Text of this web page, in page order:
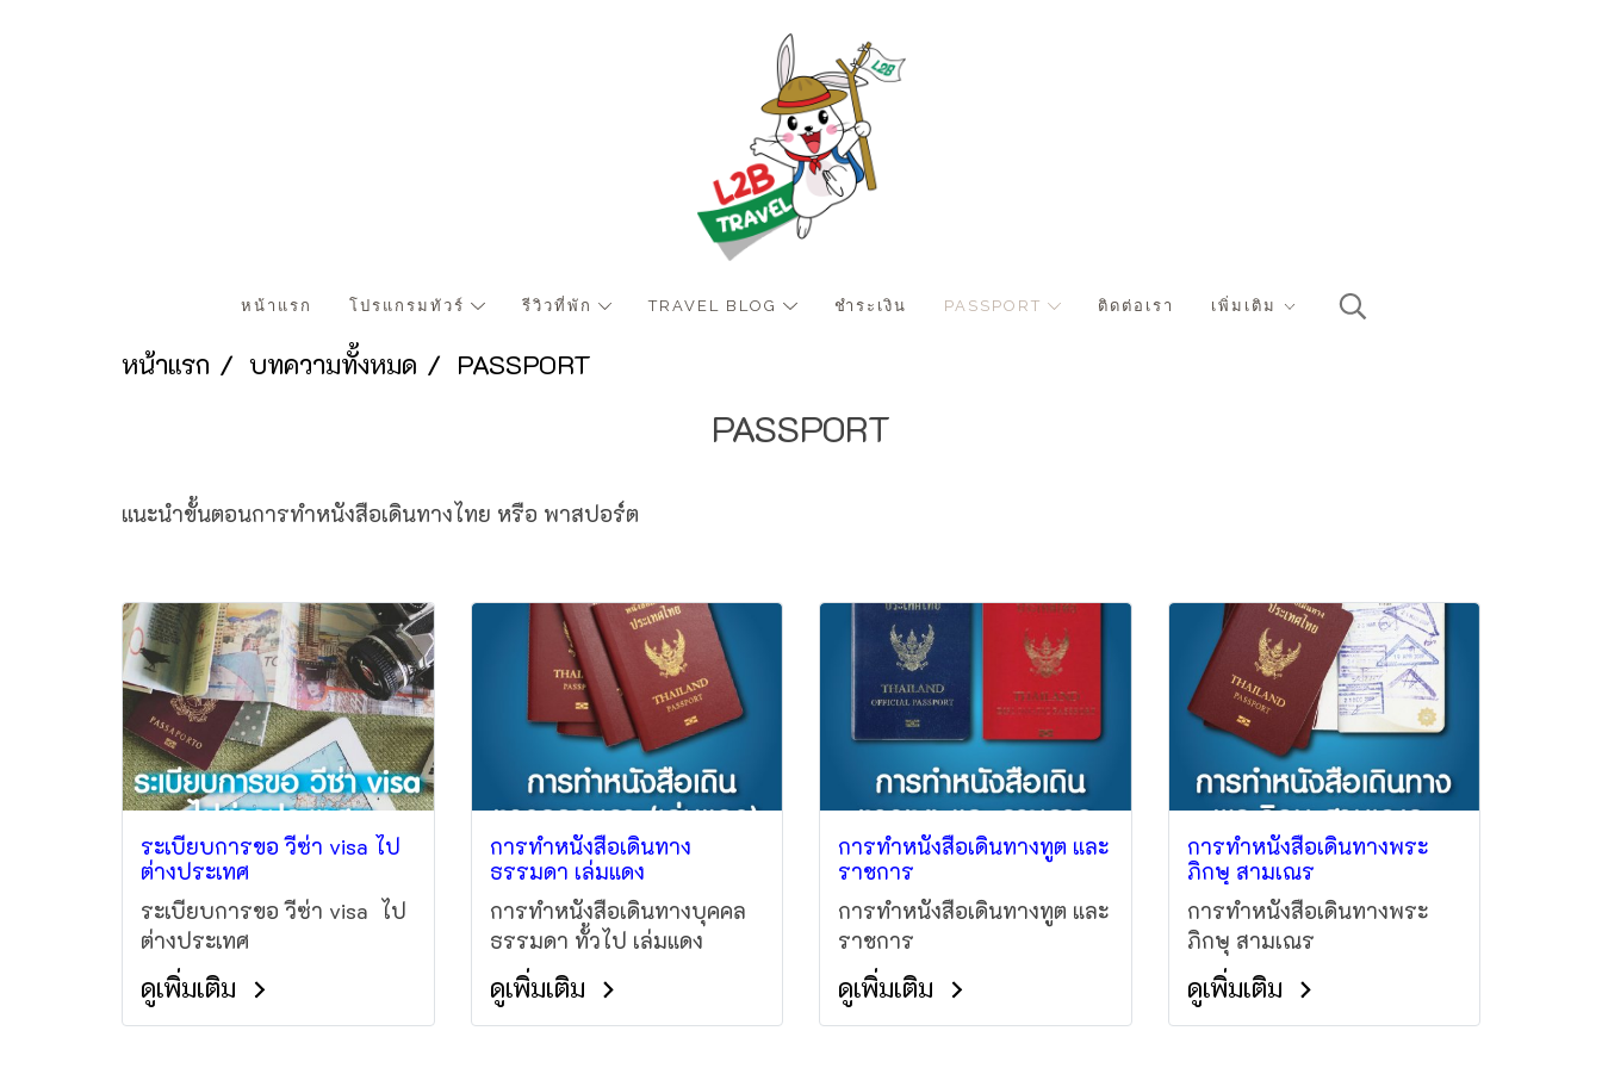
หน้าแรก โปรแกรมทัวร์ รีวิวที่พัก TRAVEL BLOG ชำระเงิน PASSPORT ติดต่อเรา เพิ่มเติม
หน้าแรก บทความทั้งหมด PASSPORT
PASSPORT
แนะนำขั้นตอนการทำหนังสือเดินทางไทย หรือ พาสปอร์ต
ระเบียบการขอ วีซ่า visa ไป
ต่างประเทศ
ระเบียบการขอ วีซ่า visa ไป
ต่างประเทศ
ดูเพิ่มเติม
การทำหนังสือเดินทาง
ธรรมดา เล่มแดง
การทำหนังสือเดินทางบุคคล
ธรรมดา ทั้วไป เล่มแดง
ดูเพิ่มเติม
การทำหนังสือเดินทางทูต และ
ราชการ
การทำหนังสือเดินทางทูต และ
ราชการ
ดูเพิ่มเติม
การทำหนังสือเดินทางพระ
ภิกษุ สามเณร
การทำหนังสือเดินทางพระ
ภิกษุ สามเณร
ดูเพิ่มเติม